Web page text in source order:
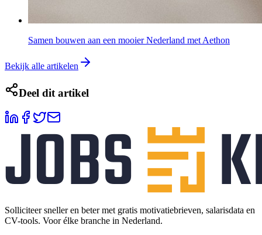
Samen bouwen aan een mooier Nederland met Aethon
Bekijk alle artikelen
Deel dit artikel
Solliciteer sneller en beter met gratis motivatiebrieven, salarisdata en
CV-tools. Voor élke branche in Nederland.